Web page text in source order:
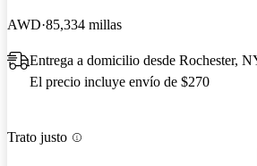
AWD 85,334 millas
Entrega a domicilio desde Rochester,
El precio incluye envío de $270
Trato justo